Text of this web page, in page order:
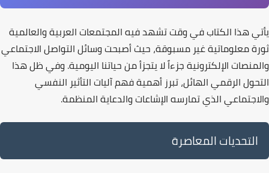
يأتي هذا الكتاب في وقت تشهد فيه المجتمعات العربية والعالمية
ثورة معلوماتية غير مسبوقة، حيث أصبحت وسائل التواصل الاجتماعي
والمنصات الإلكترونية جزءاً لا يتجزأ من حياتنا اليومية. وفي ظل هذا
التحول الرقمي الهائل، تبرز أهمية فهم آلياتالتأثير النفسي
والاجتماعيالذي تمارسه الإشاعات والدعاية المنظمة.
التحديات المعاصرة